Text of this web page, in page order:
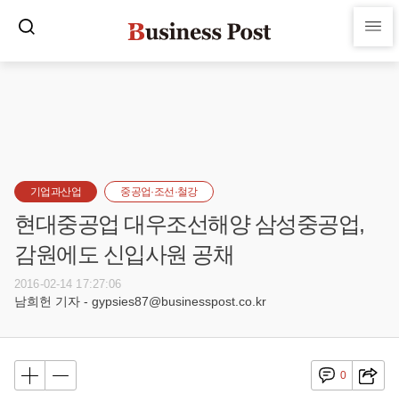
기업과산업 중공업·조선·철강
현대중공업 대우조선해양 삼성중공업,
감원에도 신입사원 공채
2016-02-14 17:27:06
남희헌 기자 - gypsies87@businesspost.co.kr
0